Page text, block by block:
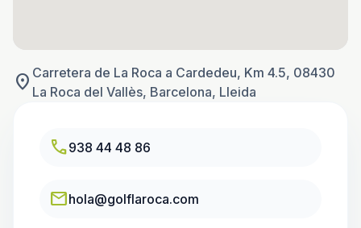
location_on Carretera de La Roca a Cardedeu, Km 4.5, 08430
La Roca del Vallès, Barcelona, Lleida
call938 44 48 86
emailhola@golflaroca.com